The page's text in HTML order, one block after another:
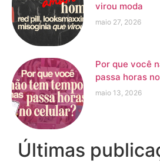
virou moda
maio 27, 2026
Por que você
passa horas
maio 13, 2026
Últimas